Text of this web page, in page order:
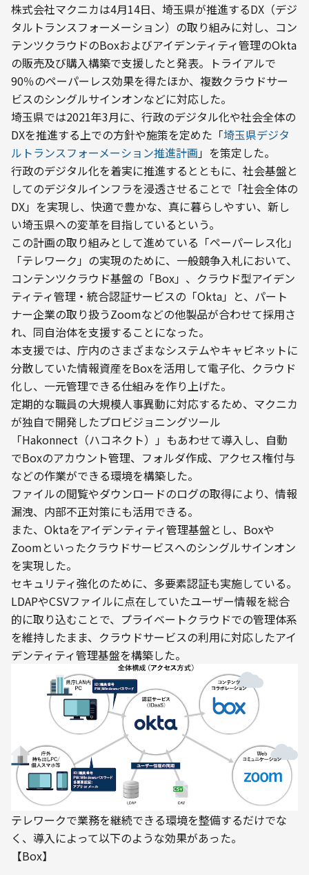
株式会社マクニカは4月14日、埼玉県が推進するDX（デジ
タルトランスフォーメーション）の取り組みに対し、コン
テンツクラウドのBoxおよびアイデンティティ管理のOkta
の販売及び購入構築で支援したと発表。トライアルで
90％のペーパーレス効果を得たほか、複数クラウドサー
ビスのシングルサインオンなどに対応した。
埼玉県では2021年3月に、行政のデジタル化や社会全体の
DXを推進する上での方針や施策を定めた「埼玉県デジタ
ルトランスフォーメーション推進計画」を策定した。
行政のデジタル化を着実に推進するとともに、社会基盤と
してのデジタルインフラを浸透させることで「社会全体の
DX」を実現し、快適で豊かな、真に暮らしやすい、新し
い埼玉県への変革を目指しているという。
この計画の取り組みとして進めている「ペーパーレス化」
「テレワーク」の実現のために、一般競争入札において、
コンテンツクラウド基盤の「Box」、クラウド型アイデン
ティティ管理・統合認証サービスの「Okta」と、パート
ナー企業の取り扱うZoomなどの他製品が合わせて採用さ
れ、同自治体を支援することになった。
本支援では、庁内のさまざまなシステムやキャビネットに
分散していた情報資産をBoxを活用して電子化、クラウド
化し、一元管理できる仕組みを作り上げた。
定期的な職員の大規模人事異動に対応するため、マクニカ
が独自で開発したプロビジョニングツール
「Hakonnect（ハコネクト）」もあわせて導入し、自動
でBoxのアカウント管理、フォルダ作成、アクセス権付与
などの作業ができる環境を構築した。
ファイルの閲覧やダウンロードのログの取得により、情報
漏洩、内部不正対策にも活用できる。
また、Oktaをアイデンティティ管理基盤とし、Boxや
Zoomといったクラウドサービスへのシングルサインオン
を実現した。
セキュリティ強化のために、多要素認証も実施している。
LDAPやCSVファイルに点在していたユーザー情報を総合
的に取り込むことで、プライベートクラウドでの管理体系
を維持したまま、クラウドサービスの利用に対応したアイ
テレワークで業務を継続できる環境を整備するだけでな
く、導入によって以下のような効果があった。
【Box】